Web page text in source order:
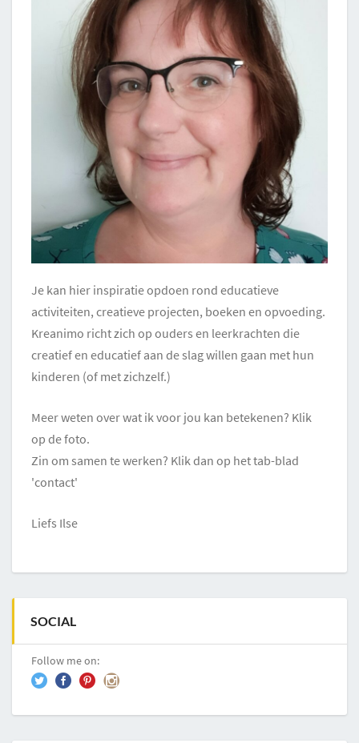
Je kan hier inspiratie opdoen rond educatieve
activiteiten, creatieve projecten, boeken en opvoeding.
Kreanimo richt zich op ouders en leerkrachten die
creatief en educatief aan de slag willen gaan met hun
kinderen (of met zichzelf.)
Meer weten over wat ik voor jou kan betekenen? Klik
op de foto.
Zin om samen te werken? Klik dan op het tab-blad
'contact'
Liefs Ilse
SOCIAL
Follow me on: